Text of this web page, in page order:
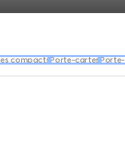
compacts Porte-cartes